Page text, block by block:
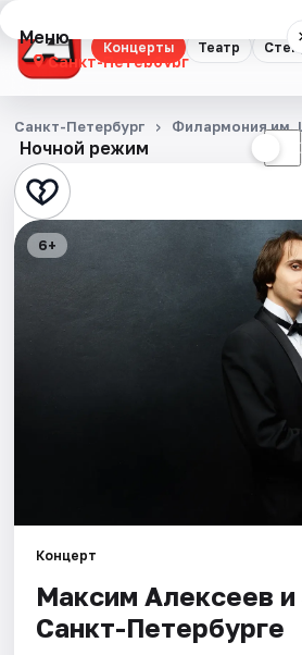
Концерты Театр
Меню
Санкт-Петербург
Концерты
Театр
Стендап
Выставки
Площадки
Артисты
Ночной режим ☾
Санкт-Петербург Филармония им.
6+
Концерт
Максим Алексеев
Санкт-Петербурге